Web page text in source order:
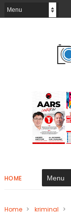
HOME
Home > kriminal >